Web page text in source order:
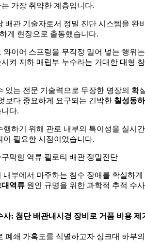
가장 취약한 계층입니다.
배관 기술자로서 정밀 진단 시스템을 완
게 현장으로 출동했습니다.
이어 스프링을 무작정 밀어 넣는 행위는
켜 지하 매립부 누수라는 거대한 대형
있는 전문 기술력으로 무장한 명장의 확
보다 중요하게 요구되는 긴박한 칠성동
다.
행하기 위해 관로 내부의 특이성을 실시
필요한 시점이었습니다.
막힘 역류 필로티 배관 정밀진단
내부에서 마주하는 침수 장애를 확실하게
역류원인 규명을 위한 과학적 추적 수
사: 첨단 배관내시경 장비로 거품 비용 제
폐쇄 가혹도를 식별하고자 싱크대 하부의